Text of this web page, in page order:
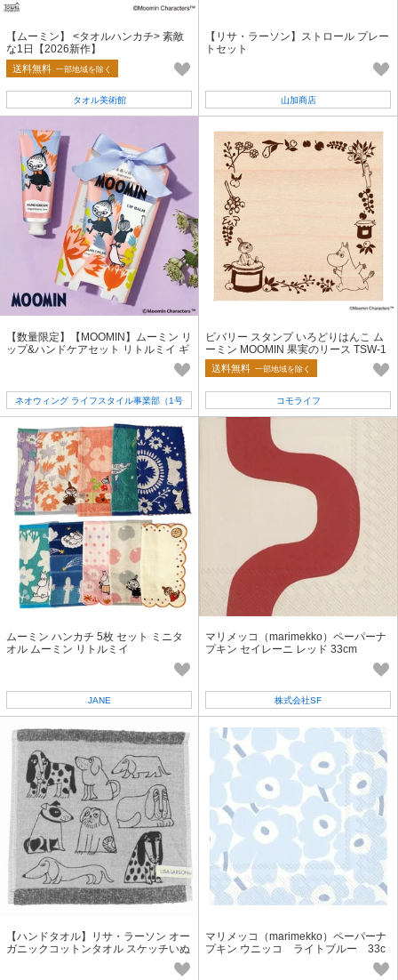
【ムーミン】 <タオルハンカチ> 素敵
な1日【2026新作】
送料無料 一部地域を除く
タオル美術館
【リサ・ラーソン】ストロール プレー
トセット
山加商店
【数量限定】【MOOMIN】ムーミン リ
ップ&ハンドケアセット リトルミイ ギ
ネオウィング ライフスタイル事業部（1号
店）
ビバリー スタンプ いろどりはんこ ム
ーミン MOOMIN 果実のリース TSW-1
65
送料無料 一部地域を除く
コモライフ
ムーミン ハンカチ 5枚 セット ミニタ
オル ムーミン リトルミイ
JANE
マリメッコ（marimekko）ペーパーナ
プキン セイレーニ レッド 33cm
株式会社SF
【ハンドタオル】リサ・ラーソン オー
ガニックコットンタオル スケッチいぬ
マリメッコ（marimekko）ペーパーナ
プキン ウニッコ ライトブルー 33c